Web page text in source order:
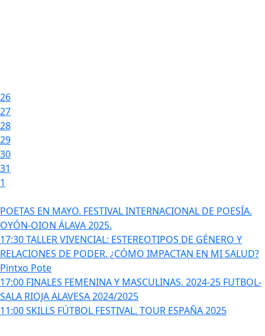
26
27
28
29
30
31
1
POETAS EN MAYO. FESTIVAL INTERNACIONAL DE POESÍA.
OYÓN-OION ÁLAVA 2025.
17:30 TALLER VIVENCIAL: ESTEREOTIPOS DE GÉNERO Y
RELACIONES DE PODER. ¿CÓMO IMPACTAN EN MI SALUD?
Pintxo Pote
17:00 FINALES FEMENINA Y MASCULINAS. 2024-25 FUTBOL-
SALA RIOJA ALAVESA 2024/2025
11:00 SKILLS FÚTBOL FESTIVAL. TOUR ESPAÑA 2025